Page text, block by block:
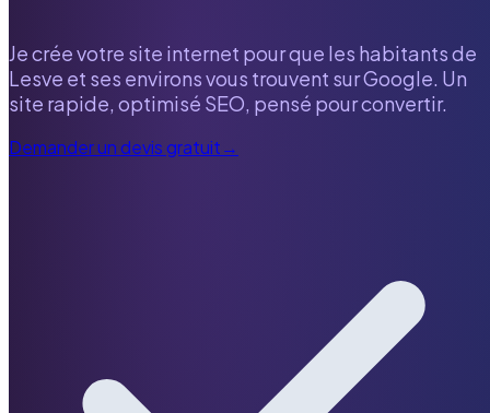
Je crée votre site internet pour que les habitants de
Lesve et ses environs vous trouvent sur Google. Un
site rapide, optimisé SEO, pensé pour convertir.
Demander un devis gratuit→